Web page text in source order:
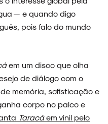
— e quando digo
pois falo do mundo
em um disco que olha
de diálogo com o
memória, sofisticação e
corpo no palco e
Taracáem vinil pelo